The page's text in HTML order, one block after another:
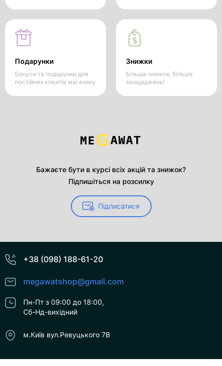
Подарунки
Бонуси та подарунки для
постійних клієнтів магазину
Знижки
Більше знижок, більше
заощаджень!
Бажаєте бути в курсі всіх акцій та знижок?
Підпишіться на розсилку
Підписатися
+38 (098) 188-61-20
megawatshop@gmail.com
Пн-Пт з 09:00 до 18:00,
Сб-Нд-вихідний
м.Київ вул.Ревуцького 7В